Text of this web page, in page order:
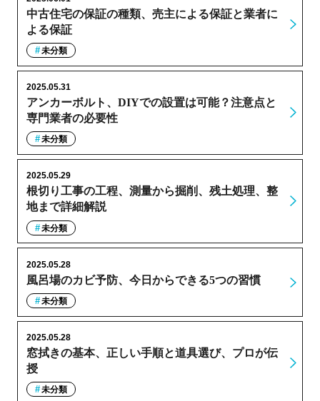
中古住宅の保証の種類、売主による保証と業者に
よる保証
未分類
アンカーボルト、DIYでの設置は可能？注意点と
専門業者の必要性
2025.05.31
未分類
根切り工事の工程、測量から掘削、残土処理、整
地まで詳細解説
2025.05.29
未分類
風呂場のカビ予防、今日からできる5つの習慣
2025.05.28
未分類
窓拭きの基本、正しい手順と道具選び、プロが伝
授
2025.05.28
未分類